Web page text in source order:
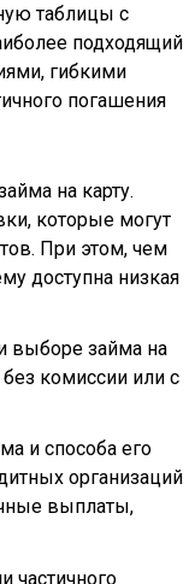
таблицы с
подходящий
гибкими
погашения
на карту.
которые могут
При этом, чем
доступна низкая
выборе займа на
комиссии или с
и способа его
организаций
выплаты,
частичного